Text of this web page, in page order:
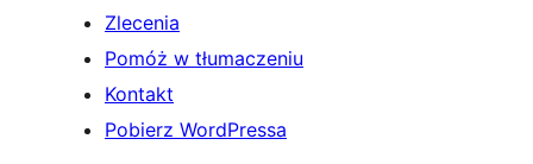
Zlecenia
Pomóż w tłumaczeniu
Kontakt
Pobierz WordPressa